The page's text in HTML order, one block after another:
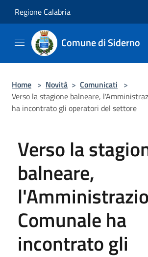
Regione Calabria
Comune di Siderno
Home > Novità > Comunicati >
Verso la stagione balneare,
ha incontrato gli operatori del settore
Verso la
balneare,
Comunale ha
incontrato gli